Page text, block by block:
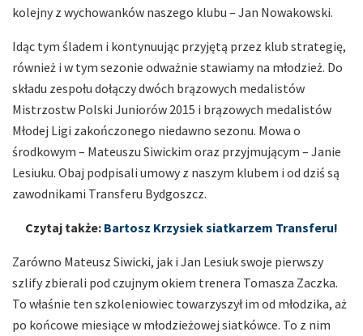
kolejny z wychowanków naszego klubu – Jan Nowakowski.
Idąc tym śladem i kontynuując przyjętą przez klub strategię,
również i w tym sezonie odważnie stawiamy na młodzież. Do
składu zespołu dołączy dwóch brązowych medalistów
Mistrzostw Polski Juniorów 2015 i brązowych medalistów
Młodej Ligi zakończonego niedawno sezonu. Mowa o
środkowym – Mateuszu Siwickim oraz przyjmującym – Janie
Lesiuku. Obaj podpisali umowy z naszym klubem i od dziś są
zawodnikami Transferu Bydgoszcz.
Czytaj także: Bartosz Krzysiek siatkarzem Transferu!
Zarówno Mateusz Siwicki, jak i Jan Lesiuk swoje pierwszy
szlify zbierali pod czujnym okiem trenera Tomasza Zaczka.
To właśnie ten szkoleniowiec towarzyszył im od młodzika, aż
po końcowe miesiące w młodzieżowej siatkówce. To z nim